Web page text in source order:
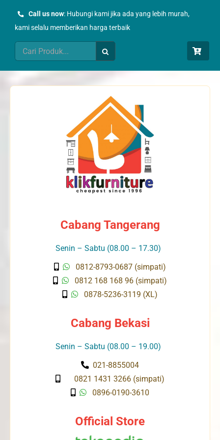
Call us now: Hubungi kami jika ada yang lebih murah,
kami selalu memberikan harga terbaik
Search
for:
Cabang Tangerang
Senin – Sabtu (08.00 – 17.30)
0812-8793-0687 (simpati)
0812 168 168 96 (simpati)
0878-5236-3119 (XL)
Cabang Bekasi
Senin – Sabtu (08.00 – 19.00)
021-8855004
0821 1431 3266 (simpati)
0896-0190-3610
Official Store